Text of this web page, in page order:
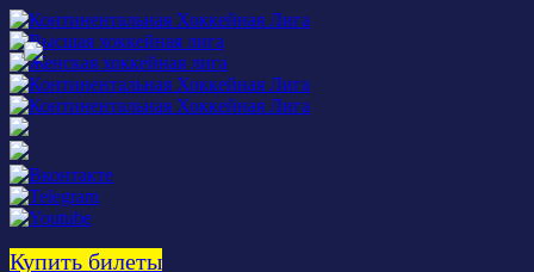
Купить билеты